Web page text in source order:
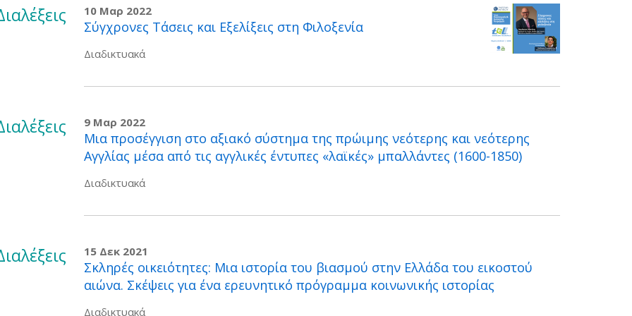
10 Μαρ 2022
Σύγχρονες Τάσεις και Εξελίξεις στη Φιλοξενία
Διαδικτυακά
9 Μαρ 2022
Μια προσέγγιση στο αξιακό σύστημα της πρώιμης νεότερης και νεότερης
Αγγλίας μέσα από τις αγγλικές έντυπες «λαϊκές» μπαλλάντες (1600-1850)
Διαδικτυακά
15 Δεκ 2021
Σκληρές οικειότητες: Μια ιστορία του βιασμού στην Ελλάδα του εικοστού
αιώνα. Σκέψεις για ένα ερευνητικό πρόγραμμα κοινωνικής ιστορίας
Διαδικτυακά